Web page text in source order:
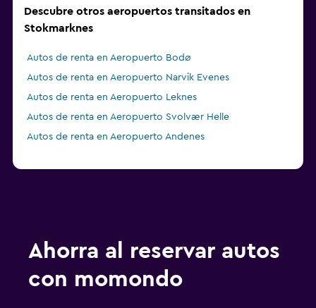
Descubre otros aeropuertos transitados en
Stokmarknes
Autos de renta en Aeropuerto Bodø
Autos de renta en Aeropuerto Narvik Evenes
Autos de renta en Aeropuerto Leknes
Autos de renta en Aeropuerto Svolvær Helle
Autos de renta en Aeropuerto Andenes
Ahorra al reservar autos
con momondo